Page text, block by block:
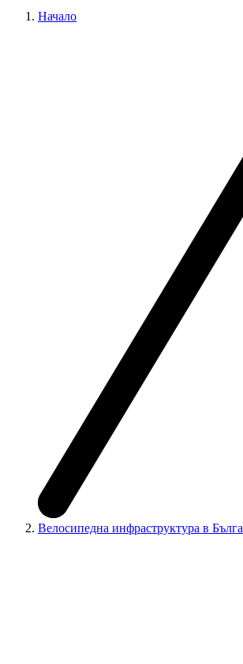
Начало
Велосипедна инфраструктура в